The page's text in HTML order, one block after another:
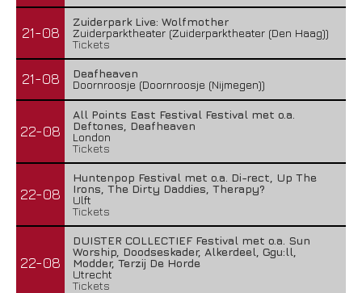
21-08
Zuiderpark Live: Wolfmother
Zuiderparktheater (Zuiderparktheater (Den Haag))
Tickets
21-08
Deafheaven
Doornroosje (Doornroosje (Nijmegen))
22-08
All Points East Festival Festival met o.a.
Deftones, Deafheaven
London
Tickets
22-08
Huntenpop Festival met o.a. Di-rect, Up The
Irons, The Dirty Daddies, Therapy?
Ulft
Tickets
22-08
DUISTER COLLECTIEF Festival met o.a. Sun
Worship, Doodseskader, Alkerdeel, Ggu:ll,
Modder, Terzij De Horde
Utrecht
Tickets